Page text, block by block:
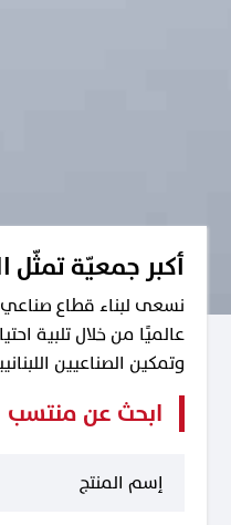
أكبر جمعيّة تمثّل
نسعى لبناء قطاع
عالميًا من خلال تلبية
وتمكين الصناعيين
ابحث عن منتسب